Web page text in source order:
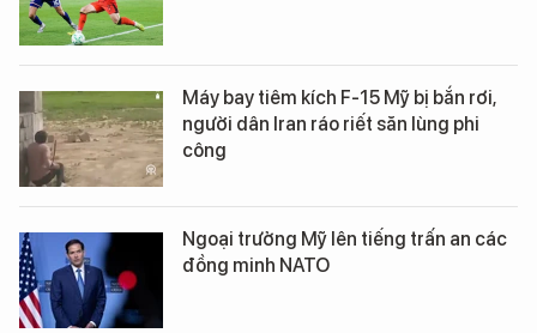
Máy bay tiêm kích F-15 Mỹ bị bắn rơi,
người dân Iran ráo riết săn lùng phi
công
Ngoại trưởng Mỹ lên tiếng trấn an các
đồng minh NATO